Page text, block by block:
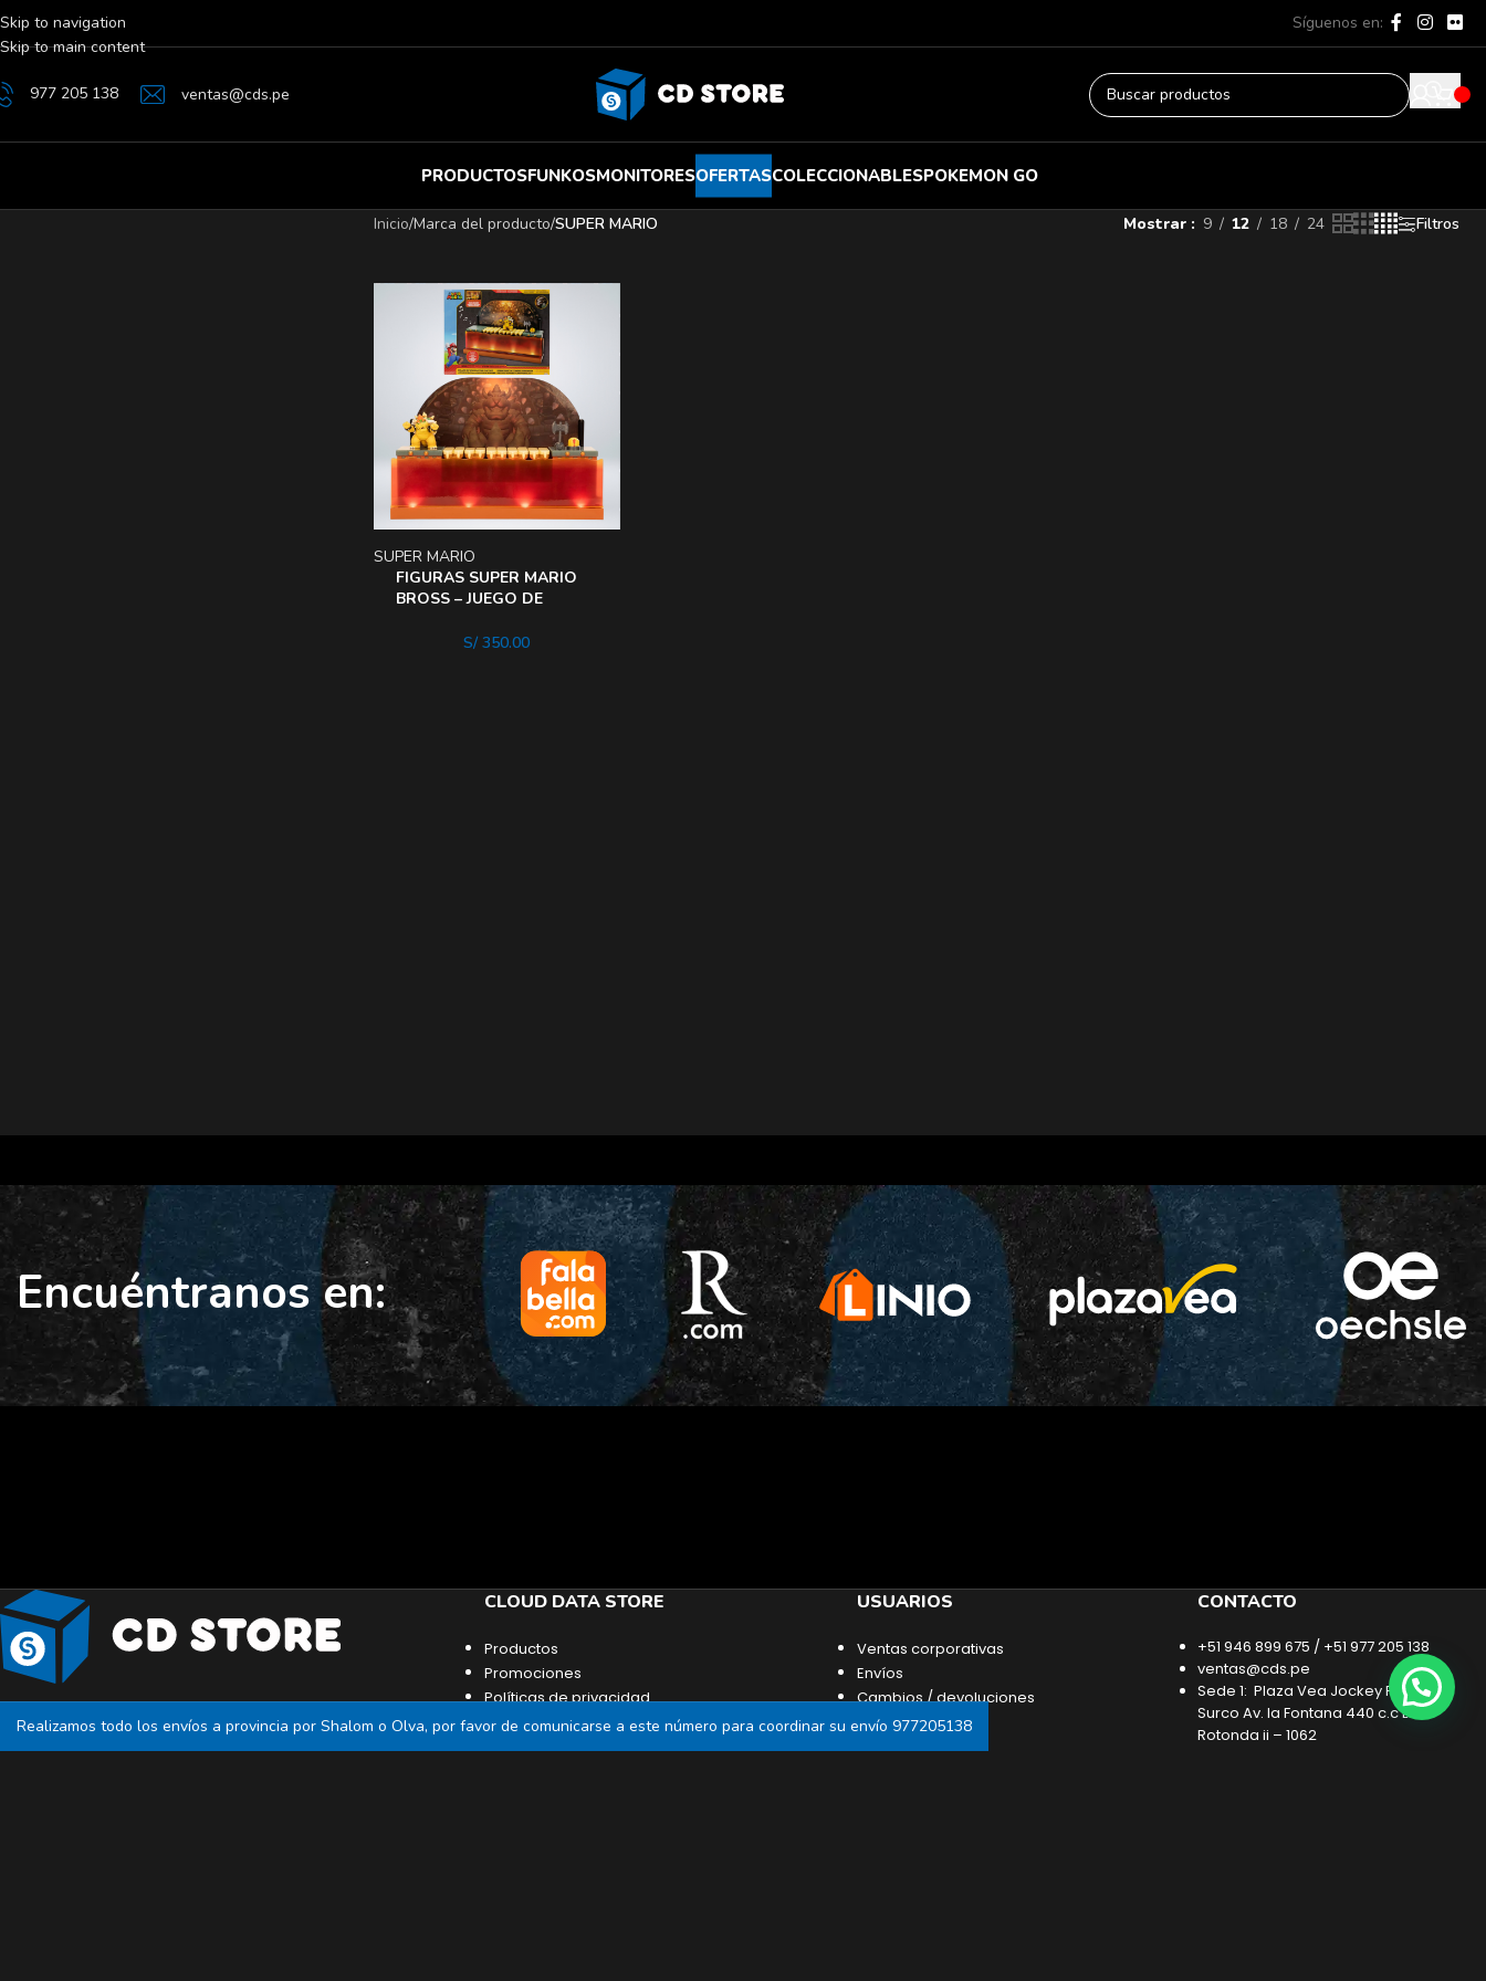
Realizamos todo los envíos a provincia por Shalom o Olva, por favor de comunicarse a este número para coordinar su envío 977205138
Skip to navigation
Skip to main content
Síguenos en:
977 205 138 ventas@cds.pe
PRODUCTOSFUNKOSMONITORESOFERTASCOLECCIONABLESPOKEMON GO
Inicio/Marca del producto/SUPER MARIO Mostrar 9 12 18 24 Filtros
FIGURAS SUPER MARIO
BROSS – JUEGO DE
SUPER MARIO
S/350.00
Encuéntranos en:
CLOUD DATA STORE
Productos
Promociones
Políticas de privacidad
Términos y condiciones
USUARIOS
Ventas corporativas
Envíos
Cambios / devoluciones
CONTACTO
+51 946 899 675 / +51 977 205 138
ventas@cds.pe
Sede 1: Plaza Vea Jockey Plaza –
Surco Av. la Fontana 440 c.c La
Rotonda ii – 1062